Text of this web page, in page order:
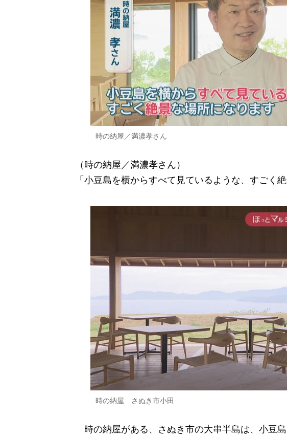
時の納屋／満濃孝さん
（時の納屋／満濃孝さん）
「小豆島を横からすべて見ているような、すごく
時の納屋 さぬき市小田
時の納屋がある、さぬき市の大串半島は、小豆